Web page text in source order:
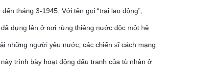
tháng 3-1945. Với tên gọi “trại lao động”,
dựng lên ở nơi rừng thiêng nước độc một hệ
những người yêu nước, các chiến sĩ cách mạng
trình bày hoạt động đấu tranh của tù nhân ở